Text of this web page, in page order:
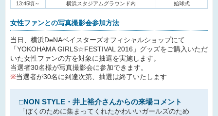
13:45頃～
横浜スタジアムグラウンド内 始球式
女性ファンとの写真撮影会参加方法
当日、横浜DeNAベイスターズオフィシャルショップにて
「YOKOHAMA GIRLS☆FESTIVAL 2016」グッズをご購入いただ
いた女性ファンの方を対象に抽選を実施します。
当選者30名様が写真撮影会に参加できます。
※当選者が30名に到達次第、抽選は終了いたします
□NON STYLE・井上裕介さんからの来場コメント
「ぼくのために集まってくれたかわいいガールズのため